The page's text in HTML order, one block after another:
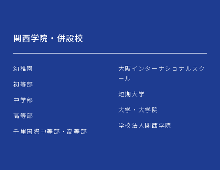
関西学院・併設校
幼稚園
初等部
中学部
高等部
千里国際中等部・高等部
大阪インターナショナルスク
ール
短期大学
大学・大学院
学校法人関西学院